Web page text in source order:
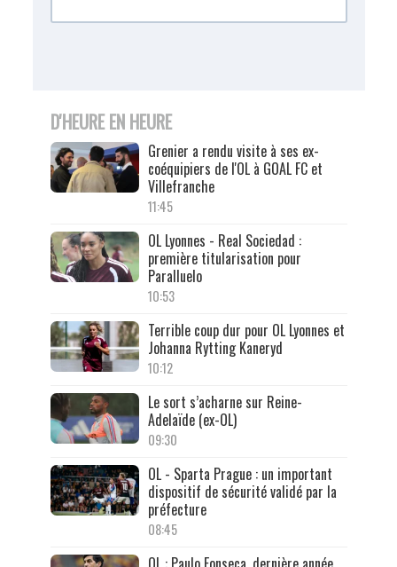
D'HEURE EN HEURE
Grenier a rendu visite à ses ex-
coéquipiers de l'OL à GOAL FC et
Villefranche
11:45
OL Lyonnes - Real Sociedad :
première titularisation pour
Paralluelo
10:53
Terrible coup dur pour OL Lyonnes et
Johanna Rytting Kaneryd
10:12
Le sort s’acharne sur Reine-
Adelaïde (ex-OL)
09:30
OL - Sparta Prague : un important
dispositif de sécurité validé par la
préfecture
08:45